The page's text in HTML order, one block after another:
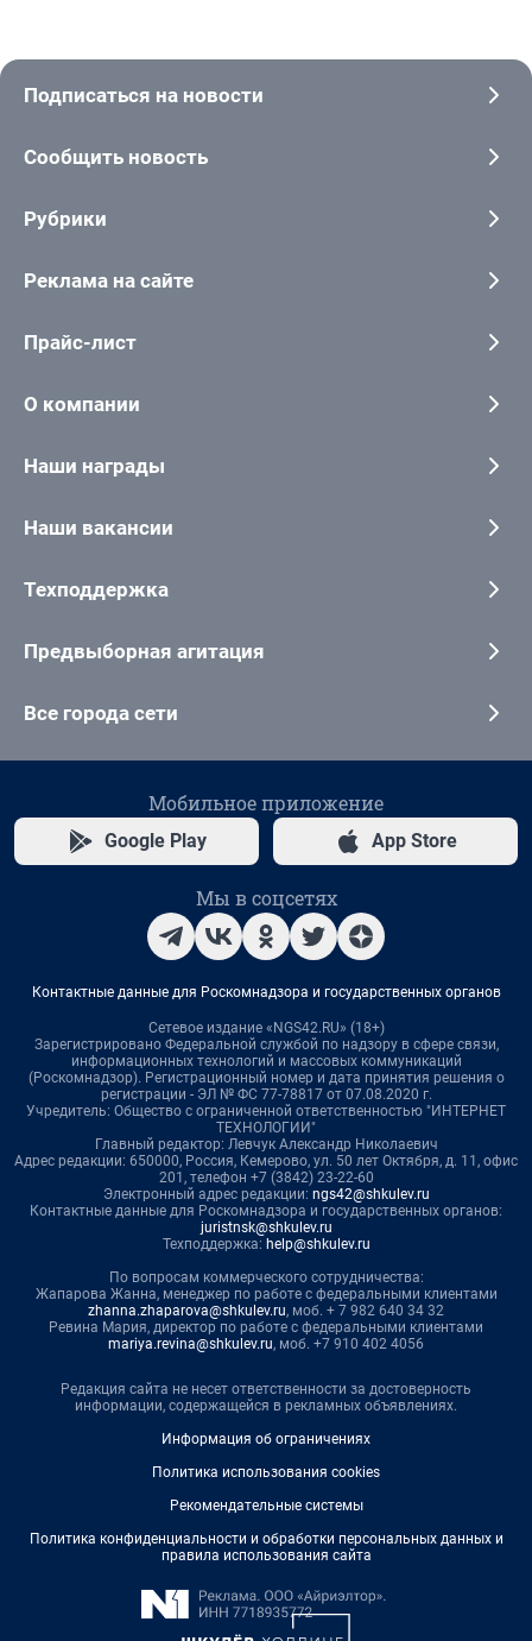
Подписаться на новости
Сообщить новость
Рубрики
Реклама на сайте
Прайс-лист
О компании
Наши награды
Наши вакансии
Техподдержка
Предвыборная агитация
Все города сети
Мобильное приложение
Google Play App Store
Мы в соцсетях
Контактные данные для Роскомнадзора и государственных органов
Сетевое издание «NGS42.RU» (18+)
Зарегистрировано Федеральной службой по надзору в сфере связи,
информационных технологий и массовых коммуникаций
(Роскомнадзор). Регистрационный номер и дата принятия решения о
регистрации - ЭЛ № ФС 77-78817 от 07.08.2020 г.
Учредитель: Общество с ограниченной ответственностью "ИНТЕРНЕТ
ТЕХНОЛОГИИ"
Главный редактор: Левчук Александр Николаевич
Адрес редакции: 650000, Россия, Кемерово, ул. 50 лет Октября, д. 11, офис
201, телефон +7 (3842) 23-22-60
Электронный адрес редакции: ngs42@shkulev.ru
Контактные данные для Роскомнадзора и государственных органов:
juristnsk@shkulev.ru
Техподдержка: help@shkulev.ru
По вопросам коммерческого сотрудничества:
Жапарова Жанна, менеджер по работе с федеральными клиентами
zhanna.zhaparova@shkulev.ru, моб. + 7 982 640 34 32
Ревина Мария, директор по работе с федеральными клиентами
mariya.revina@shkulev.ru, моб. +7 910 402 4056
Редакция сайта не несет ответственности за достоверность
информации, содержащейся в рекламных объявлениях.
Информация об ограничениях
Политика использования cookies
Рекомендательные системы
Политика конфиденциальности и обработки персональных данных и
правила использования сайта